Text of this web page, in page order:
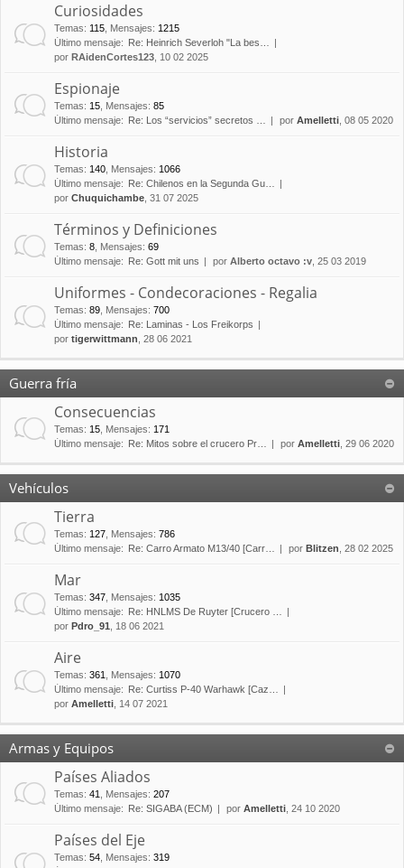
Curiosidades
Temas: 115 Mensajes: 1215
Último mensaje:
Re: Heinrich Severloh "La bes…
por RAidenCortes123 , 10 02 2025
Espionaje
Temas: 15 Mensajes: 85
Último mensaje:
Re: Los “servicios” secretos … por Amelletti , 08 05 2020
Historia
Temas: 140 Mensajes: 1066
Último mensaje:
Re: Chilenos en la Segunda Gu…
por Chuquichambe , 31 07 2025
Términos y Definiciones
Temas: 8 Mensajes: 69
Último mensaje:
Re: Gott mit uns por Alberto octavo :v , 25 03 2019
Uniformes - Condecoraciones - Regalia
Temas: 89 Mensajes: 700
Último mensaje:
Re: Laminas - Los Freikorps
por tigerwittmann , 28 06 2021
Guerra fría
Consecuencias
Temas: 15 Mensajes: 171
Último mensaje:
Re: Mitos sobre el crucero Pr… por Amelletti , 29 06 2020
Vehículos
Tierra
Temas: 127 Mensajes: 786
Último mensaje:
Re: Carro Armato M13/40 [Carr… por Blitzen , 28 02 2025
Mar
Temas: 347 Mensajes: 1035
Último mensaje:
Re: HNLMS De Ruyter [Crucero …
por Pdro_91 , 18 06 2021
Aire
Temas: 361 Mensajes: 1070
Último mensaje:
Re: Curtiss P-40 Warhawk [Caz…
por Amelletti , 14 07 2021
Armas y Equipos
Países Aliados
Temas: 41 Mensajes: 207
Último mensaje:
Re: SIGABA (ECM) por Amelletti , 24 10 2020
Países del Eje
Temas: 54 Mensajes: 319